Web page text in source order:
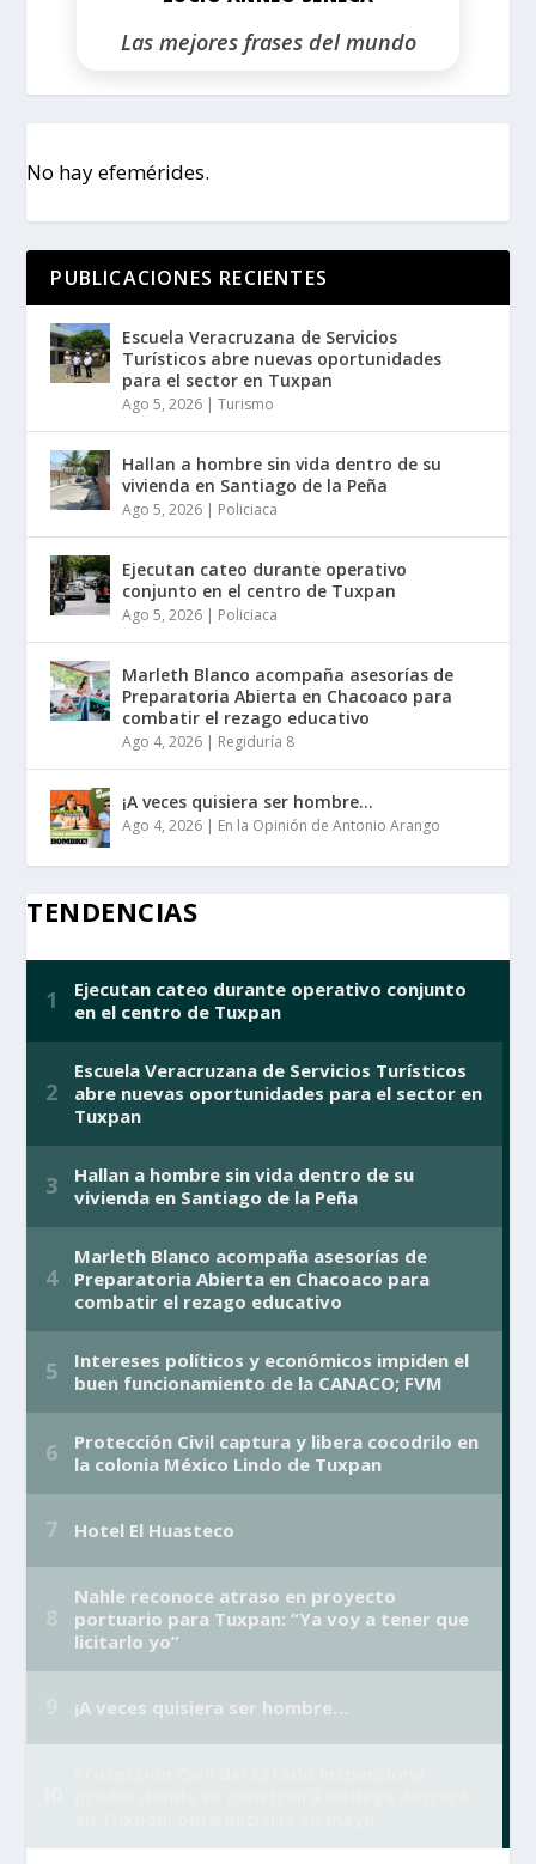
Las mejores frases del mundo
No hay efemérides.
PUBLICACIONES RECIENTES
Escuela Veracruzana de Servicios
Turísticos abre nuevas oportunidades
para el sector en Tuxpan
Ago 5, 2026 |Turismo
Hallan a hombre sin vida dentro de su
vivienda en Santiago de la Peña
Ago 5, 2026 | Policiaca
Ejecutan cateo durante operativo
conjunto en el centro de Tuxpan
Ago 5, 2026 | Policiaca
Marleth Blanco acompaña asesorías de
Preparatoria Abierta en Chacoaco para
combatir el rezago educativo
Ago 4, 2026 | Regiduría 8
¡A veces quisiera ser hombre…
Ago 4, 2026 | En la Opinión de Antonio Arango
TENDENCIAS